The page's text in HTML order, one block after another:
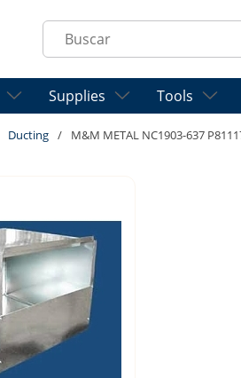
Site Search
Supplies Tools
Ducting / M&M METAL NC1903-637